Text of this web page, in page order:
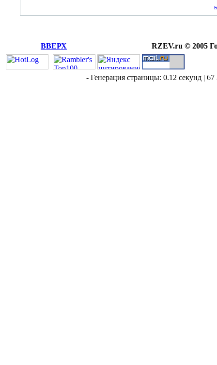
ВВЕРХ RZEV.ru © 2005
- Генерация страницы: 0.12 секунд |